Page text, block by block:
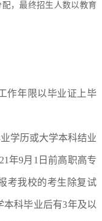
，最终招生人数以教育
作年限以毕业证上毕
学历或大学本科结业
年9月1日前高职高专
考我校的考生除复试
科毕业后有3年及以